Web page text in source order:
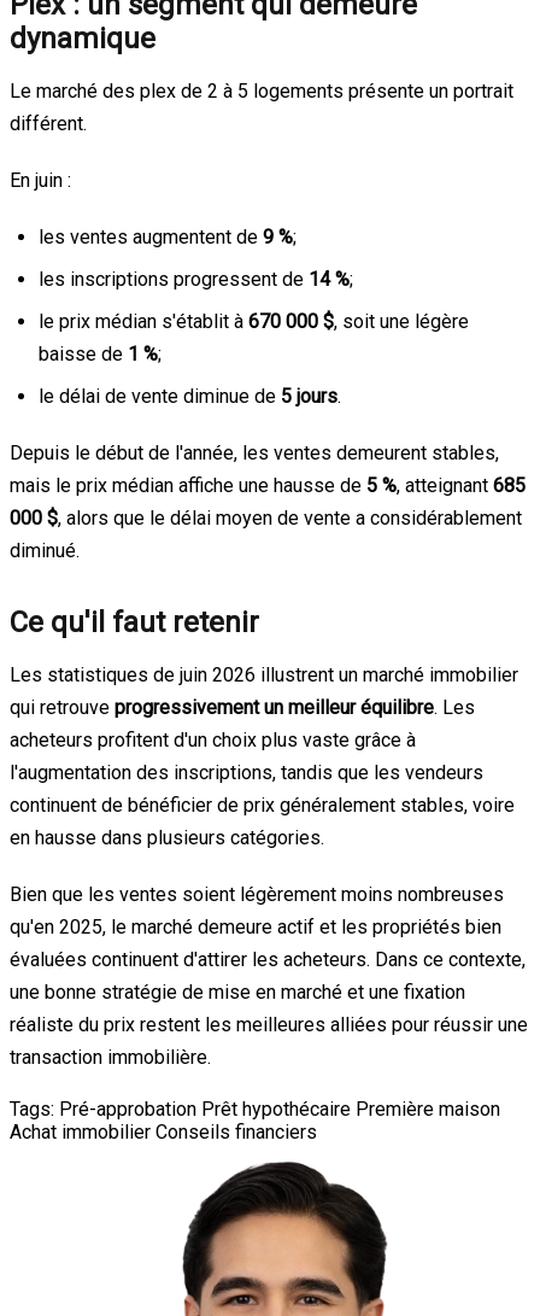
dynamique
Le marché des plex de 2 à 5 logements présente un portrait
différent.
En juin :
les ventes augmentent de 9 %;
les inscriptions progressent de 14 %;
le prix médian s'établit à 670 000 $, soit une légère
baisse de 1 %;
le délai de vente diminue de 5 jours.
Depuis le début de l'année, les ventes demeurent stables,
mais le prix médian affiche une hausse de 5 %, atteignant 685
000 $, alors que le délai moyen de vente a considérablement
diminué.
Ce qu'il faut retenir
Les statistiques de juin 2026 illustrent un marché immobilier
qui retrouve progressivement un meilleur équilibre. Les
acheteurs profitent d'un choix plus vaste grâce à
l'augmentation des inscriptions, tandis que les vendeurs
continuent de bénéficier de prix généralement stables, voire
en hausse dans plusieurs catégories.
Bien que les ventes soient légèrement moins nombreuses
qu'en 2025, le marché demeure actif et les propriétés bien
évaluées continuent d'attirer les acheteurs. Dans ce contexte,
une bonne stratégie de mise en marché et une fixation
réaliste du prix restent les meilleures alliées pour réussir une
transaction immobilière.
Tags: Pré-approbation Prêt hypothécaire Première maison
Achat immobilier Conseils financiers